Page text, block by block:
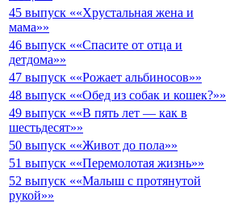
45 выпуск ««Хрустальная жена и
мама»»
46 выпуск ««Спасите от отца и
детдома»»
47 выпуск ««Рожает альбиносов»»
48 выпуск ««Обед из собак и кошек?»»
49 выпуск ««В пять лет — как в
шестьдесят»»
50 выпуск ««Живот до пола»»
51 выпуск ««Перемолотая жизнь»»
52 выпуск ««Малыш с протянутой
рукой»»